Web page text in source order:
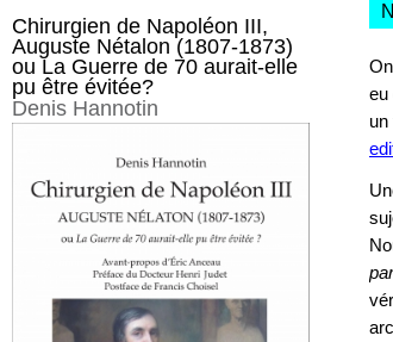
Chirurgien de Napoléon III,
Auguste Nétalon (1807-1873)
ou La Guerre de 70 aurait-elle
pu être évitée?
Denis Hannotin
eu
un